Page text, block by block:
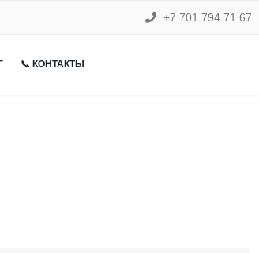
+7 701 794 71 67
📞 КОНТАКТЫ